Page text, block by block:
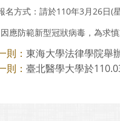
名方式：請於110年3月26日(
應防範新型冠狀病毒，為求
則： 東海大學法律學院舉
則： 臺北醫學大學於